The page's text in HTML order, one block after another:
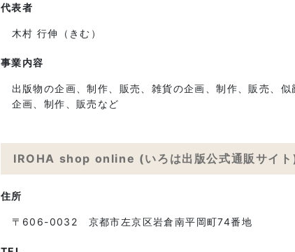
代表者
木村 行伸（きむ）
事業内容
出版物の企画、制作、販売、雑貨の企画、制作、販売、
企画、制作、販売など
IROHA shop online (いろは出版公式通販サイト
住所
〒606-0032 京都市左京区岩倉南平岡町74番地